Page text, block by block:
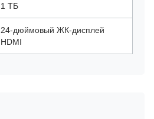
1 ТБ
24-дюймовый ЖК-дисплей
HDMI